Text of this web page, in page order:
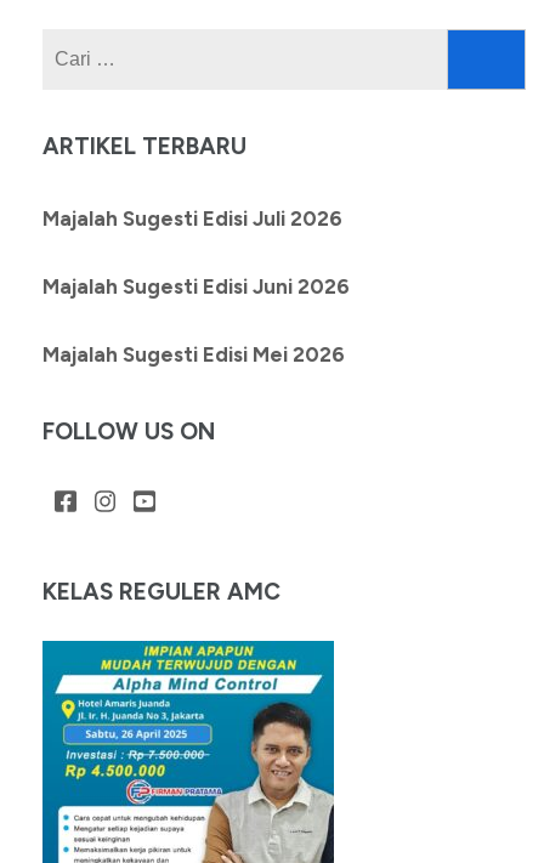
ARTIKEL TERBARU
Majalah Sugesti Edisi Juli 2026
Majalah Sugesti Edisi Juni 2026
Majalah Sugesti Edisi Mei 2026
FOLLOW US ON
KELAS REGULER AMC